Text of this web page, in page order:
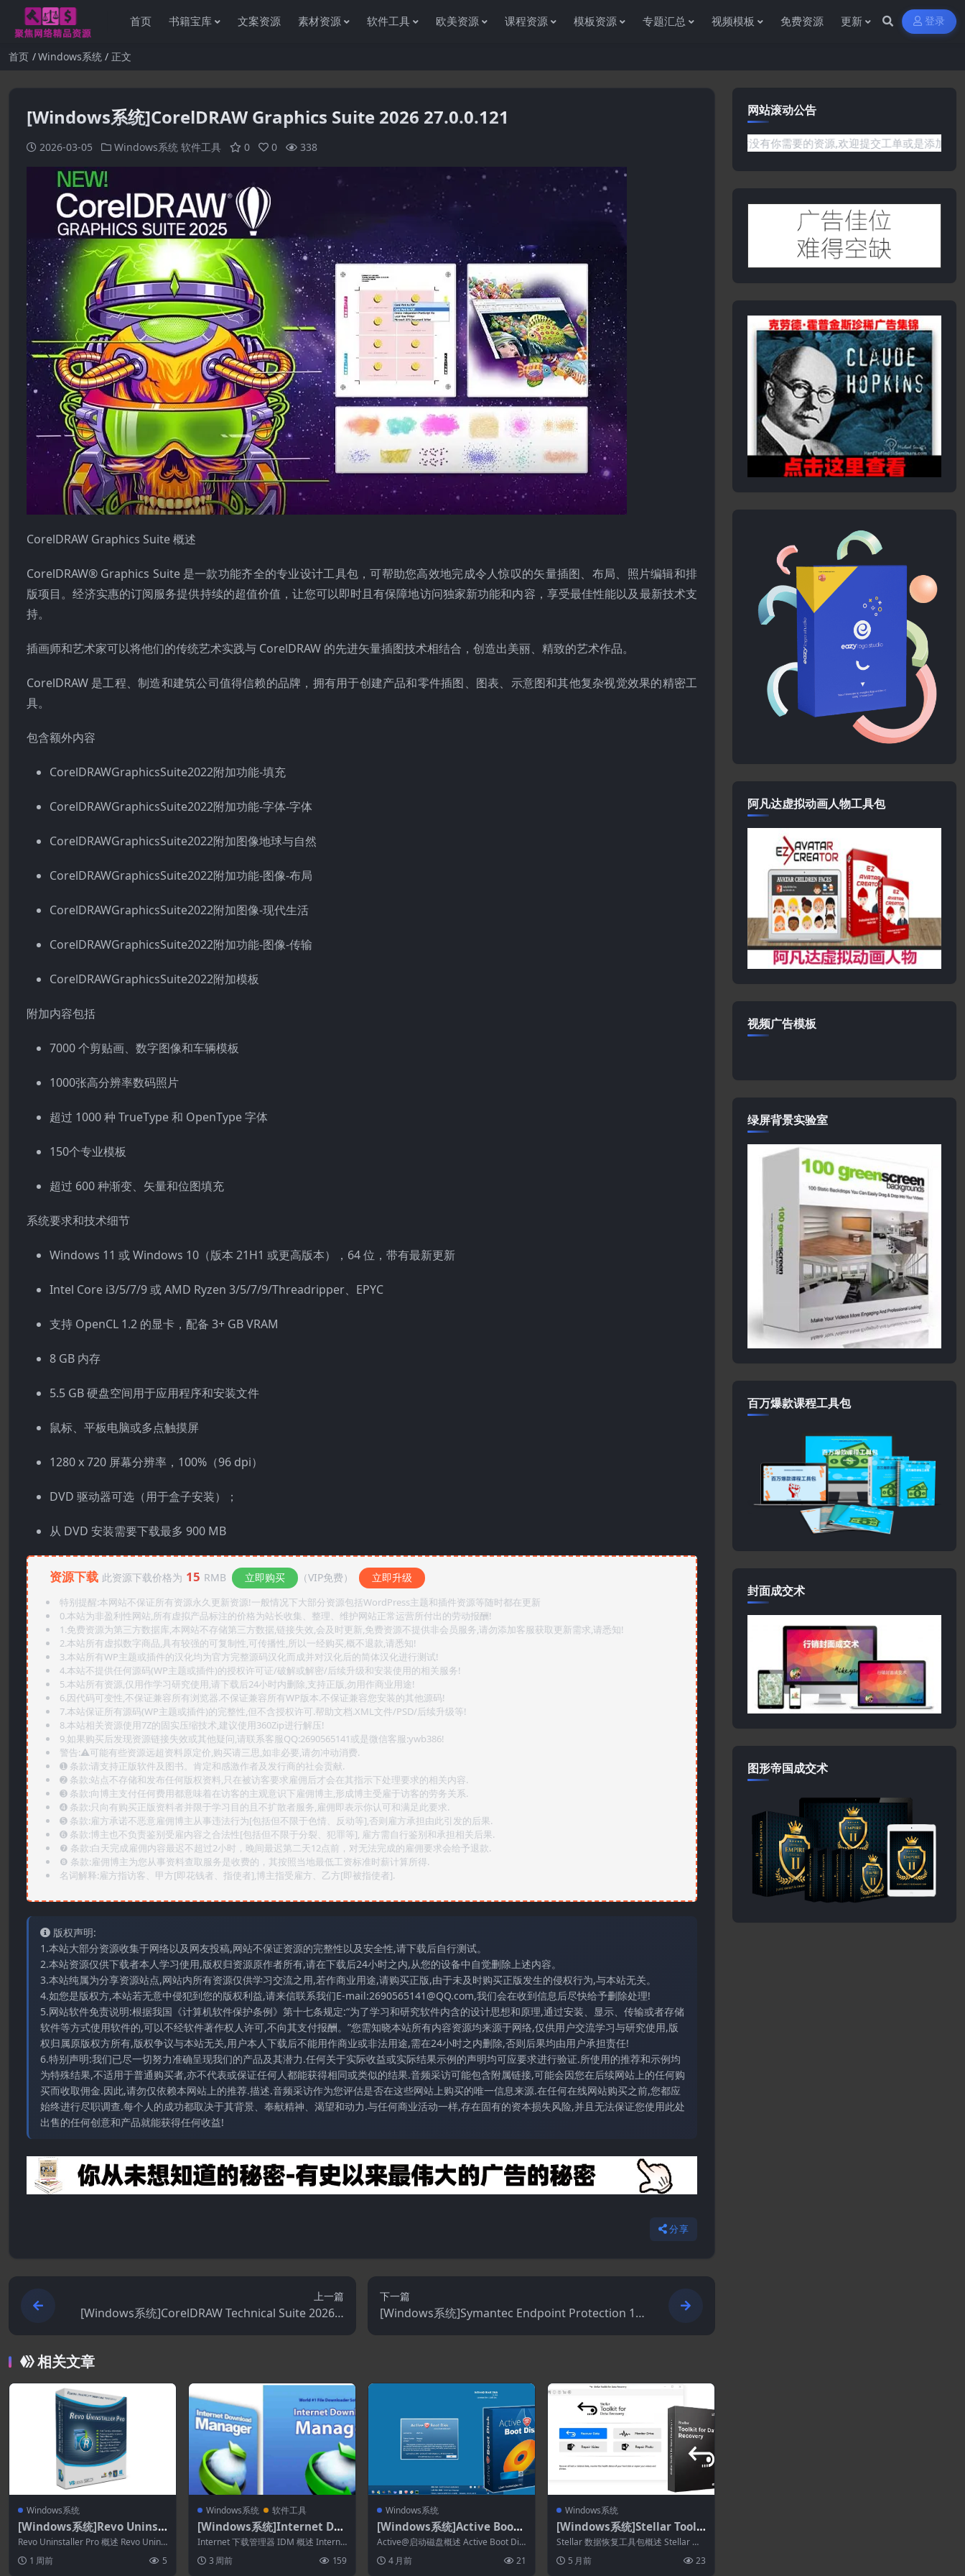
首页 书籍宝库 文案资源 素材资源 软件工具 欧美资源 课程资源 模板资源 专题汇总 视频模板 免费资源 更新 登录
首页 Windows系统 正文
[Windows系统]CorelDRAW Graphics Suite 2026 27.0.0.121
2026-03-05 Windows系统 软件工具 0 0 338
CorelDRAW Graphics Suite 概述
CorelDRAW® Graphics Suite 是一款功能齐全的专业设计工具包，可帮助您高效地完成令人惊叹的矢量插图、布局、照片编辑和排
版项目。经济实惠的订阅服务提供持续的超值价值，让您可以即时且有保障地访问独家新功能和内容，享受最佳性能以及最新技术支
持。
插画师和艺术家可以将他们的传统艺术实践与 CorelDRAW 的先进矢量插图技术相结合，创造出美丽、精致的艺术作品。
CorelDRAW 是工程、制造和建筑公司值得信赖的品牌，拥有用于创建产品和零件插图、图表、示意图和其他复杂视觉效果的精密工
具。
包含额外内容
CorelDRAWGraphicsSuite2022附加功能-填充
CorelDRAWGraphicsSuite2022附加功能-字体-字体
CorelDRAWGraphicsSuite2022附加图像地球与自然
CorelDRAWGraphicsSuite2022附加功能-图像-布局
CorelDRAWGraphicsSuite2022附加图像-现代生活
CorelDRAWGraphicsSuite2022附加功能-图像-传输
CorelDRAWGraphicsSuite2022附加模板
附加内容包括
7000 个剪贴画、数字图像和车辆模板
1000张高分辨率数码照片
超过 1000 种 TrueType 和 OpenType 字体
150个专业模板
超过 600 种渐变、矢量和位图填充
系统要求和技术细节
Windows 11 或 Windows 10（版本 21H1 或更高版本），64 位，带有最新更新
Intel Core i3/5/7/9 或 AMD Ryzen 3/5/7/9/Threadripper、EPYC
支持 OpenCL 1.2 的显卡，配备 3+ GB VRAM
8 GB 内存
5.5 GB 硬盘空间用于应用程序和安装文件
鼠标、平板电脑或多点触摸屏
1280 x 720 屏幕分辨率，100%（96 dpi）
DVD 驱动器可选（用于盒子安装）；
从 DVD 安装需要下载最多 900 MB
资源下载 此资源下载价格为 15 RMB 立即购买 （VIP免费） 立即升级
特别提醒:本网站不保证所有资源永久更新资源!一般情况下大部分资源包括WordPress主题和插件资源等随时都在更新
0.本站为非盈利性网站,所有虚拟产品标注的价格为站长收集、整理、维护网站正常运营所付出的劳动报酬!
1.免费资源为第三方数据库,本网站不存储第三方数据,链接失效,会及时更新,免费资源不提供非会员服务,请勿添加客服获取更新需求,请悉知!
2.本站所有虚拟数字商品,具有较强的可复制性,可传播性,所以一经购买,概不退款,请悉知!
3.本站所有WP主题或插件的汉化均为官方完整源码汉化而成并对汉化后的简体汉化进行测试!
4.本站不提供任何源码(WP主题或插件)的授权许可证/破解或解密/后续升级和安装使用的相关服务!
5.本站所有资源,仅用作学习研究使用,请下载后24小时内删除,支持正版,勿用作商业用途!
6.因代码可变性,不保证兼容所有浏览器.不保证兼容所有WP版本.不保证兼容您安装的其他源码!
7.本站保证所有源码(WP主题或插件)的完整性,但不含授权许可.帮助文档.XML文件/PSD/后续升级等!
8.本站相关资源使用7Z的固实压缩技术,建议使用360Zip进行解压!
9.如果购买后发现资源链接失效或其他疑问,请联系客服QQ:2690565141或是微信客服:ywb386!
警告:⚠️可能有些资源远超资料原定价,购买请三思,如非必要,请勿冲动消费.
➊️ 条款:请支持正版软件及图书。肯定和感激作者及发行商的社会贡献.
➋️ 条款:站点不存储和发布任何版权资料,只在被访客要求雇佣后才会在其指示下处理要求的相关内容.
➌️ 条款:向博主支付任何费用都意味着在访客的主观意识下雇佣博主,形成博主受雇于访客的劳务关系.
➍️ 条款:只向有购买正版资料者并限于学习目的且不扩散者服务,雇佣即表示你认可和满足此要求.
➎ 条款:雇方承诺不恶意雇佣博主从事违法行为[包括但不限于色情、反动等],否则雇方承担由此引发的后果.
➏️ 条款:博主也不负责鉴别受雇内容之合法性[包括但不限于分裂、犯罪等], 雇方需自行鉴别和承担相关后果.
❼ 条款:白天完成雇佣内容最迟不超过2小时，晚间最迟第二天12点前，对无法完成的雇佣要求会给予退款.
❽ 条款:雇佣博主为您从事资料查取服务是收费的，其按照当地最低工资标准时薪计算所得.
名词解释:雇方指访客、甲方[即花钱者、指使者],博主指受雇方、乙方[即被指使者].
版权声明:
1.本站大部分资源收集于网络以及网友投稿,网站不保证资源的完整性以及安全性,请下载后自行测试。
2.本站资源仅供下载者本人学习使用,版权归资源原作者所有,请在下载后24小时之内,从您的设备中自觉删除上述内容。
3.本站纯属为分享资源站点,网站内所有资源仅供学习交流之用,若作商业用途,请购买正版,由于未及时购买正版发生的侵权行为,与本站无关。
4.如您是版权方,本站若无意中侵犯到您的版权利益,请来信联系我们E-mail:2690565141@QQ.com,我们会在收到信息后尽快给予删除处理!
5.网站软件免责说明:根据我国《计算机软件保护条例》第十七条规定:“为了学习和研究软件内含的设计思想和原理,通过安装、显示、传输或者存储
软件等方式使用软件的,可以不经软件著作权人许可,不向其支付报酬。”您需知晓本站所有内容资源均来源于网络,仅供用户交流学习与研究使用,版
权归属原版权方所有,版权争议与本站无关,用户本人下载后不能用作商业或非法用途,需在24小时之内删除,否则后果均由用户承担责任!
6.特别声明:我们已尽一切努力准确呈现我们的产品及其潜力.任何关于实际收益或实际结果示例的声明均可应要求进行验证.所使用的推荐和示例均
为特殊结果,不适用于普通购买者,亦不代表或保证任何人都能获得相同或类似的结果.音频采访可能包含附属链接,可能会因您在后续网站上的任何购
买而收取佣金.因此,请勿仅依赖本网站上的推荐.描述.音频采访作为您评估是否在这些网站上购买的唯一信息来源.在任何在线网站购买之前,您都应
始终进行尽职调查.每个人的成功都取决于其背景、奉献精神、渴望和动力.与任何商业活动一样,存在固有的资本损失风险,并且无法保证您使用此处
出售的任何创意和产品就能获得任何收益!
分享
上一篇
[Windows系统]CorelDRAW Technical Suite 2026 2
7.0.0.121
下一篇
[Windows系统]Symantec Endpoint Protection 14.
4.115.0000
相关文章
Windows系统
[Windows系统]Revo Uninst
aller Pro 5.5.2
Revo Uninstaller Pro 概述 Revo Unins
1 周前 5
Windows系统 软件工具
[Windows系统]Internet Do
wnload Manager (IDM) 6.4
3.6
Internet 下载管理器 IDM 概述 Interne
3 周前 159
Windows系统
[Windows系统]Active Boot
Disk 26.0.1
Active@启动磁盘概述 Active Boot Dis
4 月前 21
Windows系统
[Windows系统]Stellar Toolk
it for Data Recovery 12.5.0.
0
Stellar 数据恢复工具包概述 Stellar 数
5 月前 23
网站滚动公告
感谢您访问资源杂货铺获取各种信息资源!如果遇到任何问题或是网站没有你需要的资源,欢迎提交工单或是添加客服微信
阿凡达虚拟动画人物工具包
视频广告模板
绿屏背景实验室
百万爆款课程工具包
封面成交术
图形帝国成交术